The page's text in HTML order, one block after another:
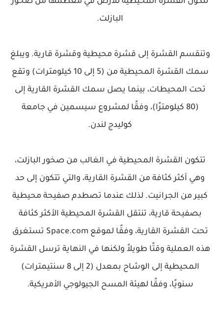
البازلت.
وتنقسم القشرة إلى قشرة محيطية وقشرة قارية. ويبلغ
سمك القشرة المحيطية من (5 إلى 10 كيلومترات) وتقع
تحت المحيطات، بينما يصل سمك القشرة القارية إلى
(80 كيلومترًا)، وفقًا لمشروع سيسمين في جامعة
كوليدج لندن.
تتكون القشرة المحيطية في الغالب من صخور البازلت،
وهي أكثر كثافة من القشرة القارية، والتي تتكون إلى حد
كبير من الجرانيت. لذلك عندما تصطدم صفيحة محيطية
بصفيحة قارية، تنتقل القشرة المحيطية الأكثر كثافة
تحت القشرة القارية، وفقًا لموقع Space.com تستغرق
هذه العملية وقتًا طويلاً ولكنها في النهاية ترسل القشرة
المحيطية إلى الوشاح بمعدل (2 إلى 8 سنتيمترات)
سنويًا، وفقًا لهيئة المسح الجيولوجي الأمريكية.